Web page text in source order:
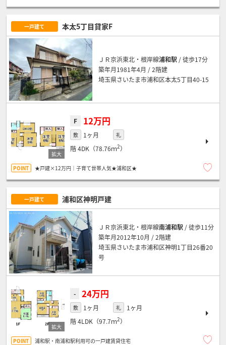
一戸建て 本太5丁目貸家F
ＪＲ京浜東北・根岸線浦和駅 / 徒歩17分
築年月1981年4月 / 2階建
埼玉県さいたま市浦和区本太5丁目40-15
F 12万円
敷 1ヶ月 礼
階4DK（78.76ｍ2）
★戸建×12万円｜子育て世帯人気★浦和区★
一戸建て 浦和区神明戸建
ＪＲ京浜東北・根岸線南浦和駅 / 徒歩11分
築年月2012年10月 / 2階建
埼玉県さいたま市浦和区神明1丁目26番20
号
- 24万円
敷 1ヶ月 礼
1ヶ月
階4LDK（97.7ｍ2）
浦和駅・南浦和駅利用可の一戸建賃貸住宅